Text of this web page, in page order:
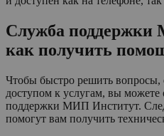
Служба
как получить
Чтобы быстро решить вопросы,
доступом к услугам, вы можете
поддержки МИП Институт.
помогут вам получить